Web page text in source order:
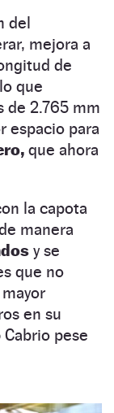
del
mejora a
de
lo que
de 2.765 mm
espacio para
que ahora
la capota
manera
y se
que no
en su
pese